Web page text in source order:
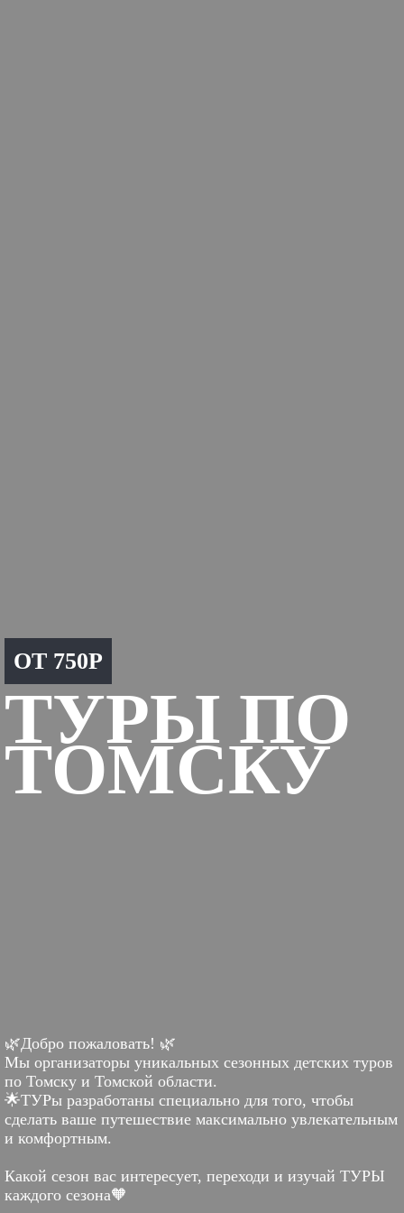
ОТ 750Р
ТУРЫ ПО
ТОМСКУ
🌿Добро пожаловать! 🌿
Мы организаторы уникальных сезонных детских туров
по Томску и Томской области.
🌟ТУРы разработаны специально для того, чтобы
сделать ваше путешествие максимально увлекательным
и комфортным.
Какой сезон вас интересует, переходи и изучай ТУРЫ
каждого сезона🧡